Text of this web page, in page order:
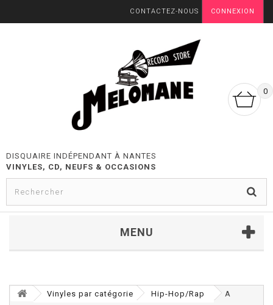
CONNEXION
CONTACTEZ-NOUS
0
DISQUAIRE INDÉPENDANT À NANTES
VINYLES, CD, NEUFS & OCCASIONS
MENU
Vinyles par catégorie Hip-Hop/Rap
A